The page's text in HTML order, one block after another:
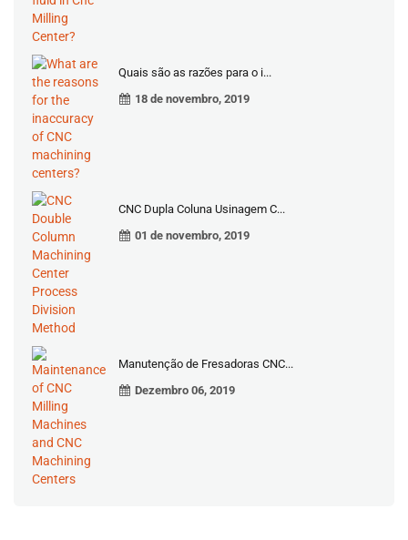
Quais são as razões para o i...
18 de novembro, 2019
CNC Dupla Coluna Usinagem C...
01 de novembro, 2019
Manutenção de Fresadoras CNC...
Dezembro 06, 2019